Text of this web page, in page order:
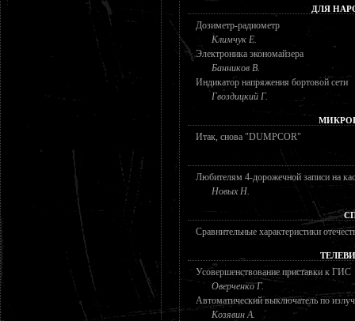
ДЛЯ
Дозиметр-радиометр
Климчук Е.
Электроника экономайзера
Банников В.
Индикатор напряжения бортовой сети
Гвоздицкий Г.
Итак, снова "DUMPCOR"
Любителям 4-дорожечной записи на
Новых Н.
Сравнительные характеристики
Усовершенствование приставки к ГИС
Оверченко Г.
Автоматический выключатель по
Козявин А.